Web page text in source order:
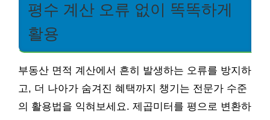
평수 계산 오류 없이 똑똑하게
활용
부동산 면적 계산에서 흔히 발생하는 오류를 방지하
고, 더 나아가 숨겨진 혜택까지 챙기는 전문가 수준
의 활용법을 익혀보세요. 제곱미터를 평으로 변환하